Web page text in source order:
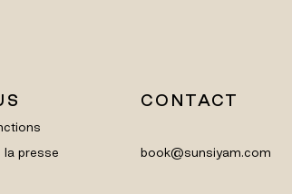
la presse
CONTACT
book@sunsiyam.com